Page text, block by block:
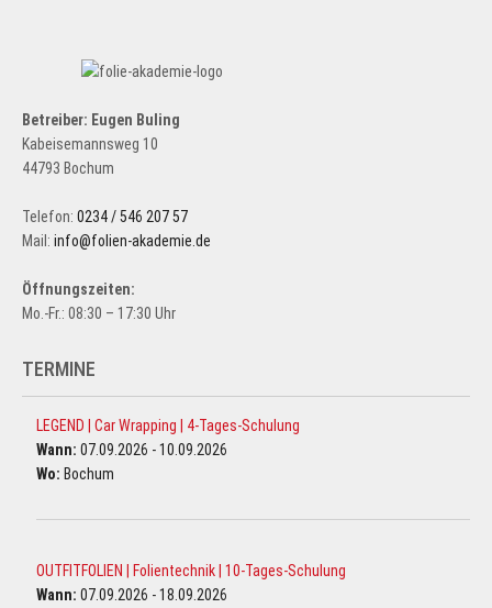
Betreiber: Eugen Buling
Kabeisemannsweg 10
44793 Bochum
Telefon: 0234 / 546 207 57
Mail: info@folien-akademie.de
Öffnungszeiten:
Mo.-Fr.: 08:30 – 17:30 Uhr
TERMINE
LEGEND | Car Wrapping | 4-Tages-Schulung
Wann: 07.09.2026 - 10.09.2026
Wo: Bochum
OUTFITFOLIEN | Folientechnik | 10-Tages-Schulung
Wann: 07.09.2026 - 18.09.2026